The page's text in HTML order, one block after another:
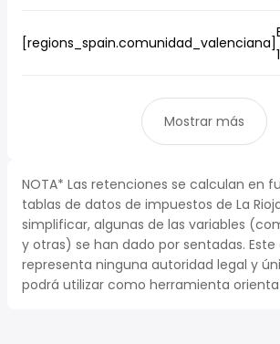
[regions_spain.comunidad_valenciana]
Mostrar más
NOTA* Las retenciones se calculan en
tablas de datos de impuestos de La
simplificar, algunas de las variables
y otras) se han dado por sentadas.
representa ninguna autoridad legal y
podrá utilizar como herramienta